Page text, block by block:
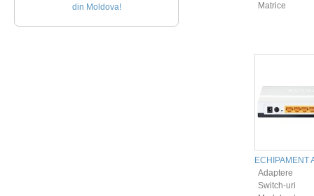
din Moldova!
Matrice
ECHIPAMENT
Adaptere
Switch-uri